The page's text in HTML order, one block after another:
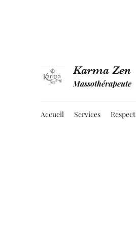
Karma Zen
Massothérapeute
Accueil Services Respect